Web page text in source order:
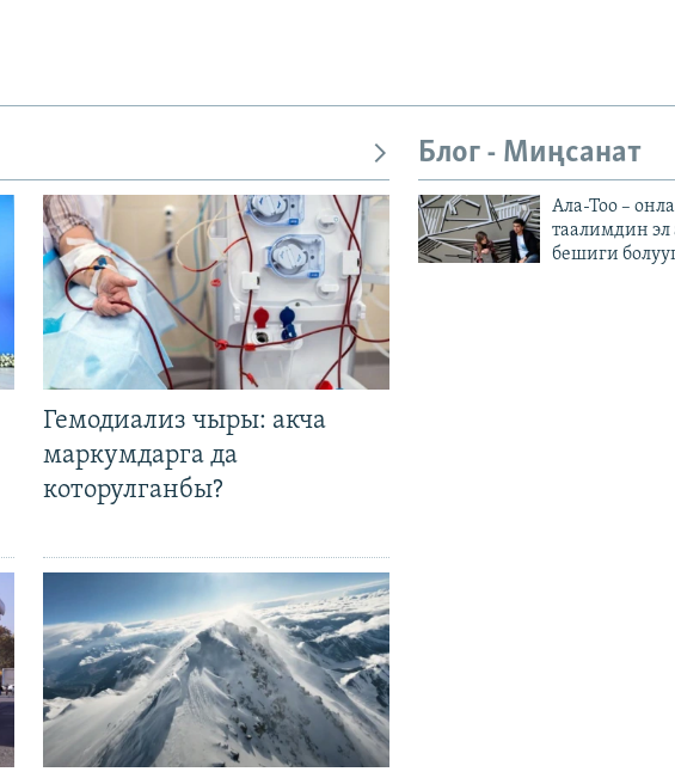
Гемодиализ чыры: акча
маркумдарга да
которулганбы?
Блог - Миңсанат
Ала-Тоо –
таалимдин эл
бешиги